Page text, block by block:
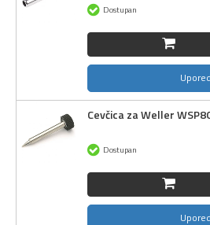
Dostupan
Cevčica za Weller
Dostupan